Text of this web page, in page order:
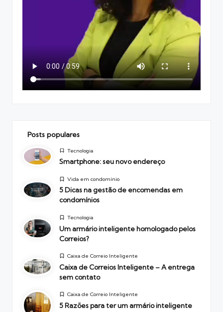
Posts populares
PostedTecnologia
Smartphone: seu novo endereço
PostedVida em condomínio
5 Dicas na gestão de encomendas em
condomínios
PostedTecnologia
Um armário inteligente homologado pelos
Correios?
PostedCaixa de Correio Inteligente
Caixa de Correios Inteligente – A entrega
sem contato
PostedCaixa de Correio Inteligente
5 Razões para ter um armário inteligente